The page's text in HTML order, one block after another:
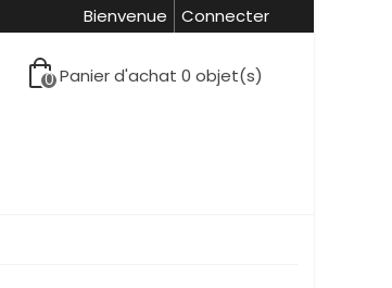
Bienvenue Connecter
0 Panier d'achat 0 objet(s)